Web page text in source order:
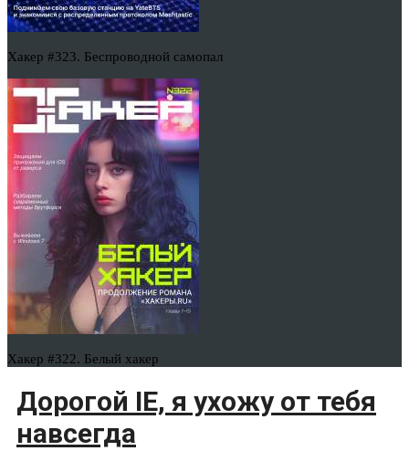
Хакер #323. Беспроводной самопал
Хакер #322. Белый хакер
Доpогой IE, я ухожу от тебя
навсегда